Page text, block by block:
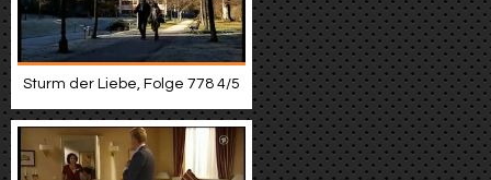
Sturm der Liebe, Folge 778 4/5